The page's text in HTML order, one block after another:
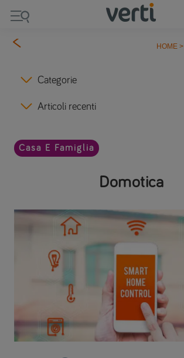
HOME>
Categorie
Articoli recenti
Domotica
Casa E Famiglia